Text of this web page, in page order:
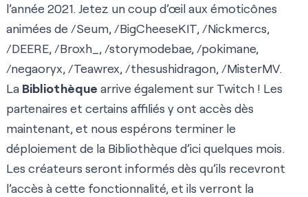
l’année 2021. Jetez un coup d’œil aux émoticônes
animées de /Seum, /BigCheeseKIT, /Nickmercs,
/DEERE, /Broxh_ , /storymodebae, /pokimane,
/negaoryx, /Teawrex, /thesushidragon, /MisterMV.
La Bibliothèque arrive également sur Twitch ! Les
partenaires et certains affiliés y ont accès dès
maintenant, et nous espérons terminer le
déploiement de la Bibliothèque d’ici quelques mois.
Les créateurs seront informés dès qu’ils recevront
l’accès à cette fonctionnalité, et ils verront la